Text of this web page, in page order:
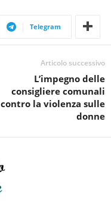
Telegram
Articolo successivo
L’impegno delle
consigliere comunali
contro la violenza sulle
donne